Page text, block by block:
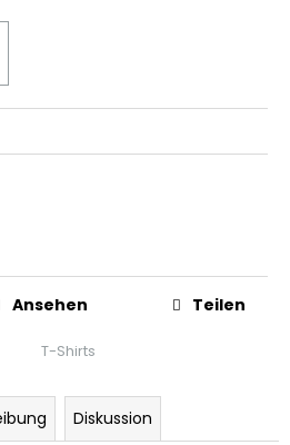
T-Shirts
Ansehen Teilen
Diskussion